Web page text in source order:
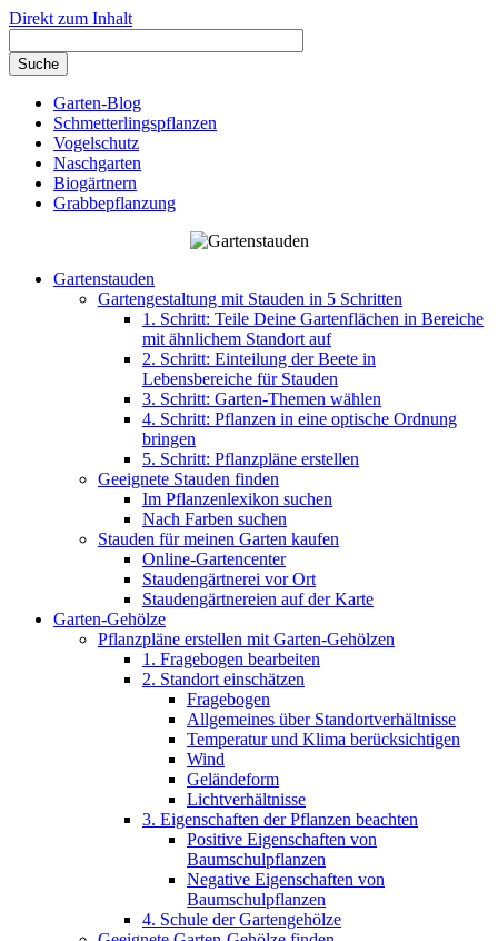
Direkt zum Inhalt
Garten-Blog
Schmetterlingspflanzen
Vogelschutz
Naschgarten
Biogärtnern
Grabbepflanzung
Gartenstauden
Gartengestaltung mit Stauden in 5 Schritten
1. Schritt: Teile Deine Gartenflächen in Bereiche
mit ähnlichem Standort auf
2. Schritt: Einteilung der Beete in
Lebensbereiche für Stauden
3. Schritt: Garten-Themen wählen
4. Schritt: Pflanzen in eine optische Ordnung
bringen
5. Schritt: Pflanzpläne erstellen
Geeignete Stauden finden
Im Pflanzenlexikon suchen
Nach Farben suchen
Stauden für meinen Garten kaufen
Online-Gartencenter
Staudengärtnerei vor Ort
Staudengärtnereien auf der Karte
Garten-Gehölze
Pflanzpläne erstellen mit Garten-Gehölzen
1. Fragebogen bearbeiten
2. Standort einschätzen
Fragebogen
Allgemeines über Standortverhältnisse
Temperatur und Klima berücksichtigen
Wind
Geländeform
Lichtverhältnisse
3. Eigenschaften der Pflanzen beachten
Positive Eigenschaften von
Baumschulpflanzen
Negative Eigenschaften von
Baumschulpflanzen
4. Schule der Gartengehölze